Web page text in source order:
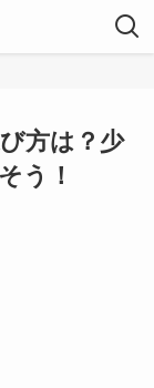
方は？少
う！